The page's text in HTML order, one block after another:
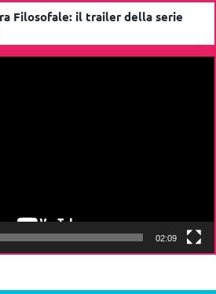
Filosofale: il trailer della serie
02:09